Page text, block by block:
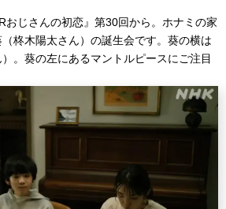
おじさんの初恋』第30回から。ホナミの家
柊木陽太さん）の誕生会です。葵の横は
。葵の左にあるマントルピースにご注目